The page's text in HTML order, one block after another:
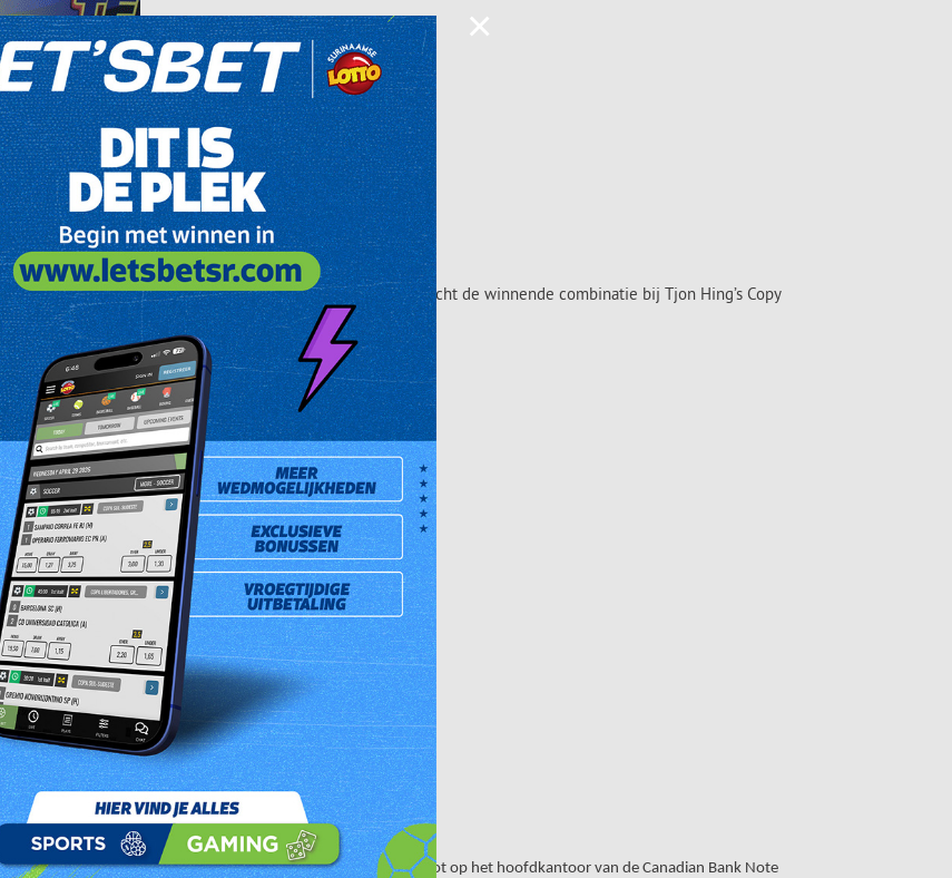
van de trekking van dinsdag 12 januari 2016. Zij kocht de winnende combinatie bij Tjon Hing’s Copy
de trekking op maandag 4 januari 2016. Hij kocht het winnend lot op het hoofdkantoor van de Canadian Bank Note
×